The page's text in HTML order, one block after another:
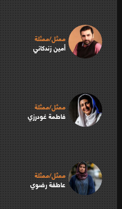
ممثل/ممثلة
أمين زندكاني
ممثل/ممثلة
فاطمة غودرزي
ممثل/ممثلة
عاطفة رضوي